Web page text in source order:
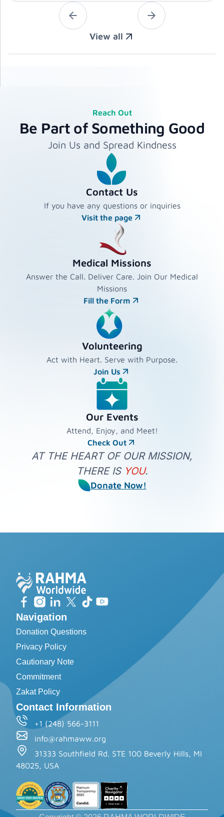
View all
Reach Out
Be Part of Something Good
Join Us and Spread Kindness
Contact Us
If you have any questions or inquiries
Visit the page
Medical Missions
Answer the Call. Deliver Care. Join Our Medical
Missions
Fill the Form
Volunteering
Act with Heart. Serve with Purpose.
Join Us
Our Events
Attend, Enjoy, and Meet!
Check Out
AT THE HEART OF OUR MISSION,
THERE IS YOU.
Donate Now!
Navigation
Donation Questions
Privacy Policy
Cautionary Note
Commitment
Zakat Policy
Contact Information
+1 (248) 566-3111
info@rahmaww.org
31333 Southfield Rd. STE 100 Beverly Hills, MI
48025, USA